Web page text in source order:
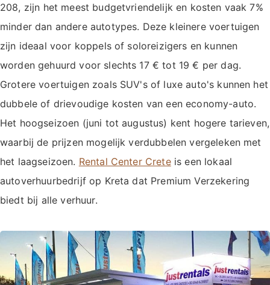
208, zijn het meest budgetvriendelijk en kosten vaak 7%
minder dan andere autotypes. Deze kleinere voertuigen
zijn ideaal voor koppels of soloreizigers en kunnen
worden gehuurd voor slechts 17 € tot 19 € per dag.
Grotere voertuigen zoals SUV's of luxe auto's kunnen het
dubbele of drievoudige kosten van een economy-auto.
Het hoogseizoen (juni tot augustus) kent hogere tarieven,
waarbij de prijzen mogelijk verdubbelen vergeleken met
het laagseizoen. Rental Center Creteis een lokaal
autoverhuurbedrijf op Kreta dat Premium Verzekering
biedt bij alle verhuur.